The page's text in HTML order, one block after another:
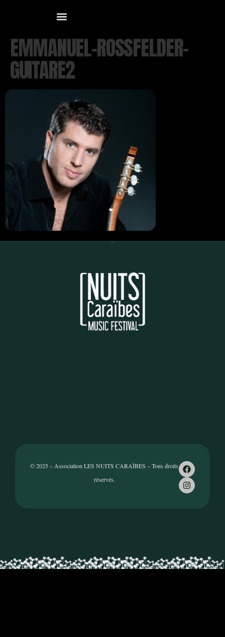
EMMANUEL-ROSSFELDER-
GUITARE2
© 2025 – Association LES NUITS CARAÏBES – Tous droits
réservés.